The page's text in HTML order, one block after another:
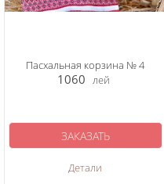
Пасхальная корзина № 4
1060 лей
Детали
ЗАКАЗАТЬ